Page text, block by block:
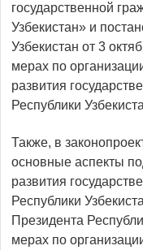
государственной
Узбекистан» и
Узбекистан от 3
мерах по
развития
Республики
Также, в
основные аспекты
развития
Республики
Президента
мерах по